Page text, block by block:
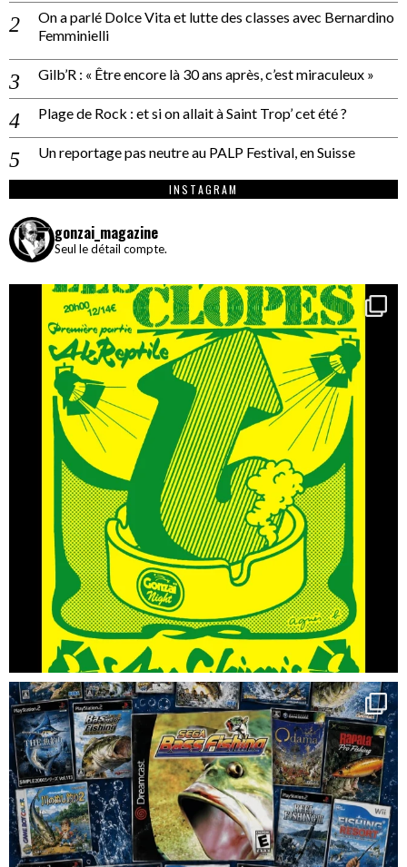
On a parlé Dolce Vita et lutte des classes avec Bernardino
Femminielli
Gilb’R : « Être encore là 30 ans après, c’est miraculeux »
Plage de Rock : et si on allait à Saint Trop’ cet été ?
Un reportage pas neutre au PALP Festival, en Suisse
INSTAGRAM
gonzai_magazine
Seul le détail compte.